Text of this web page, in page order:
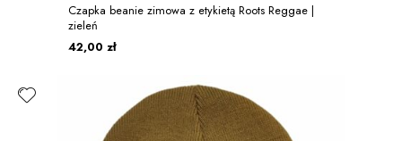
Czapka beanie zimowa z etykietą Roots Reggae |
zieleń
42,00 zł